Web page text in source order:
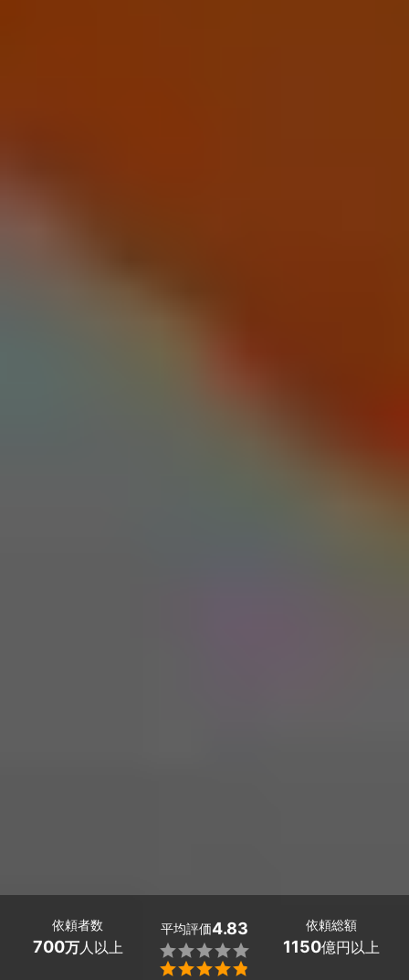
依頼者数
700万人以上
平均評価4.83


依頼総額
1150億円以上